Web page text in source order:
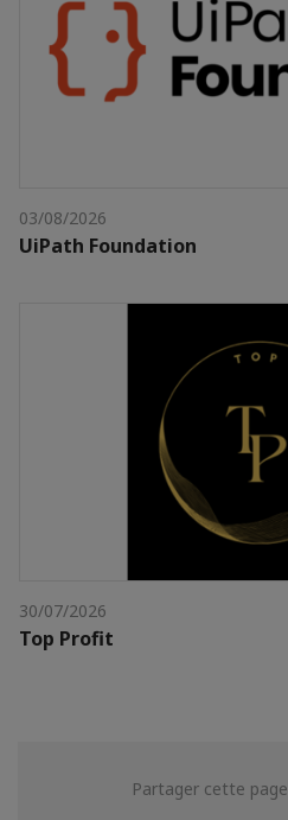
03/08/2026
UiPath Foundation
30/07/2026
Top Profit
Partager cette page